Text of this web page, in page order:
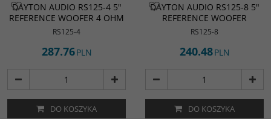
DAYTON AUDIO RS125-4 5"
REFERENCE WOOFER 4 OHM
RS125-4
287.76PLN
DO KOSZYKA
DAYTON AUDIO RS125-8 5"
REFERENCE WOOFER
RS125-8
240.48PLN
DO KOSZYKA